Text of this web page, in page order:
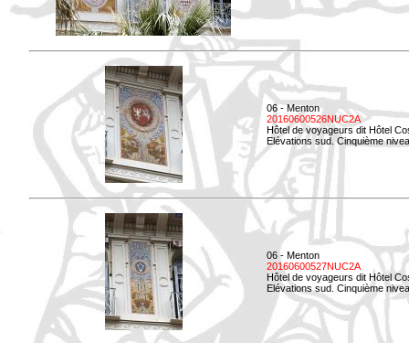
06 - Menton
20160600526NUC2A
Hôtel de voyageurs dit Hôtel
Elévations sud. Cinquième
06 - Menton
20160600527NUC2A
Hôtel de voyageurs dit Hôtel
Elévations sud. Cinquième